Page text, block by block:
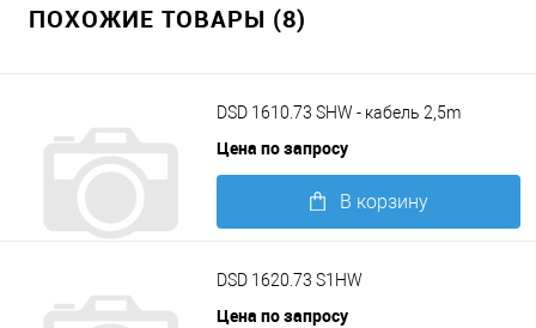
ПОХОЖИЕ ТОВАРЫ (8)
DSD 1610.73 SHW - кабель 2,5m
Цена по запросу
В корзину
DSD 1620.73 S1HW
Цена по запросу